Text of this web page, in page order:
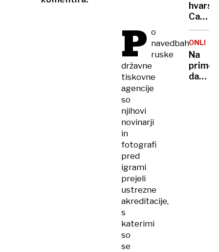
P o
navedbah
ruske
državne
tiskovne
agencije
so
njihovi
novinarji
in
fotografi
pred
igrami
prejeli
ustrezne
akreditacije,
s
katerimi
so
se
ne
bomo
pustili
na
cedilu«
Carpe
Diema
v
na
otoku
nov
ONLINE
Na
danes